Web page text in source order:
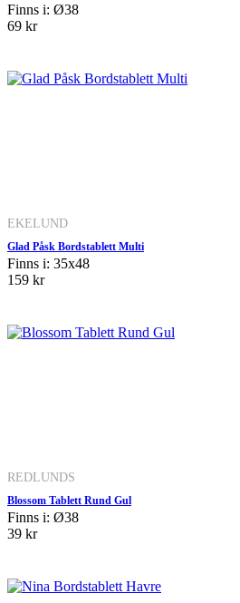
Finns i: Ø38
69 kr
EKELUND
Glad Påsk Bordstablett Multi
Finns i: 35x48
159 kr
REDLUNDS
Blossom Tablett Rund Gul
Finns i: Ø38
39 kr